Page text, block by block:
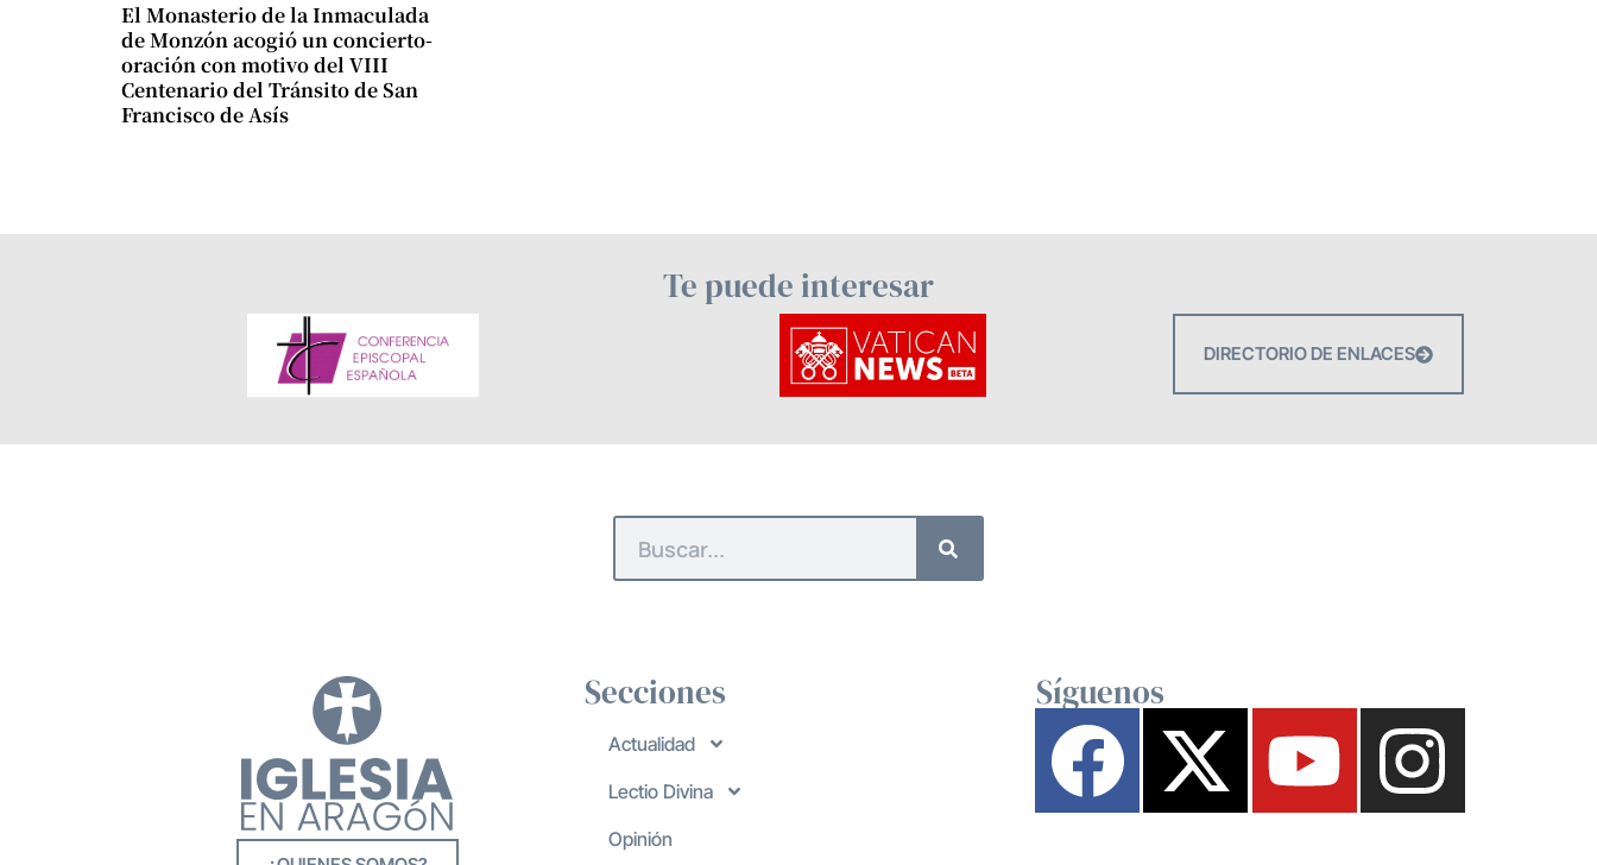
El Monasterio de la Inmaculada
de Monzón acogió un concierto-
oración con motivo del VIII
Centenario del Tránsito de San
Francisco de Asís
Te puede interesar
DIRECTORIO DE ENLACES
Secciones
Actualidad
Lectio Divina
Opinión
Síguenos